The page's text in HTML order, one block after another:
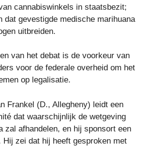
cannabiswinkels in staatsbezit;
dat gevestigde medische marihuana
uitbreiden.
van het debat is de voorkeur van
voor de federale overheid om het
op legalisatie.
Frankel (D., Allegheny) leidt een
dat waarschijnlijk de wetgeving
zal afhandelen, en hij sponsort een
Hij zei dat hij heeft gesproken met